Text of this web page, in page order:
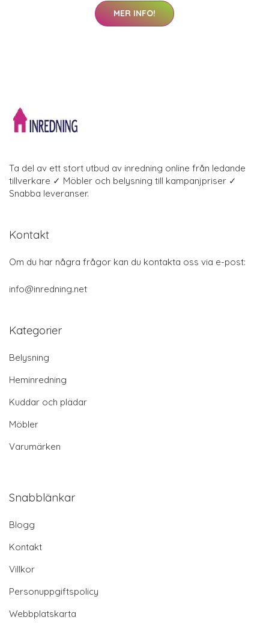
MER INFO!
Ta del av ett stort utbud av inredning online från ledande
tillverkare ✓ Möbler och belysning till kampanjpriser ✓
Snabba leveranser.
Kontakt
Om du har några frågor kan du kontakta oss via e-post:
info@inredning.net
Kategorier
Belysning
Heminredning
Kuddar och plädar
Möbler
Varumärken
Snabblänkar
Blogg
Kontakt
Villkor
Personuppgiftspolicy
Webbplatskarta